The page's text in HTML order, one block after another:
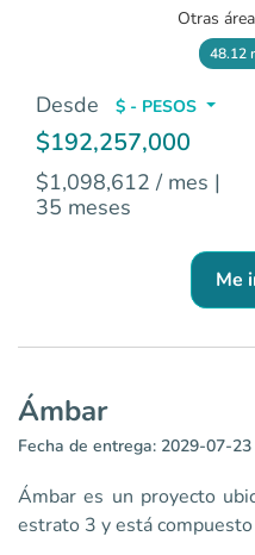
Ámbar
Otras
48.12
Desde $ - PESOS
$192,257,000
$1,098,612 / mes |
35 meses
Me
Ámbar
Fecha de entrega: 2029-07-23
Ámbar es un proyecto
estrato 3 y está